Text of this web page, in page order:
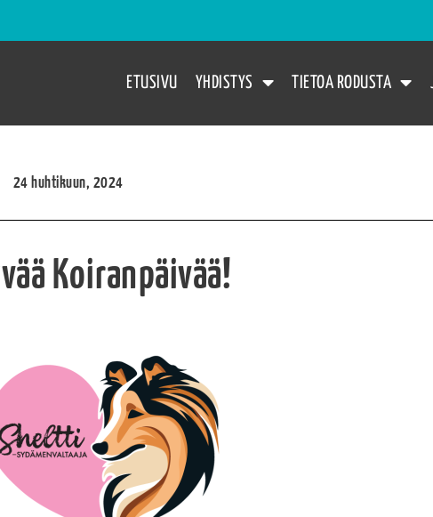
ETUSIVU YHDISTYS TIETOA RODUSTA
24 huhtikuun, 2024
Koiranpäivää!